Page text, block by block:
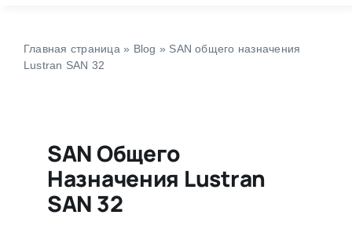
Главная страница » Blog » SAN общего назначения
Lustran SAN 32
SAN Общего
Назначения Lustran
SAN 32